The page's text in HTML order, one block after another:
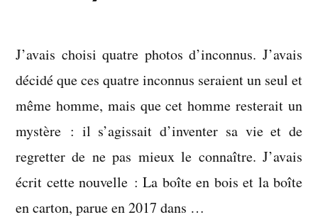
J’avais choisi quatre photos d’inconnus. J’avais
décidé que ces quatre inconnus seraient un seul et
même homme, mais que cet homme resterait un
mystère : il s’agissait d’inventer sa vie et de
regretter de ne pas mieux le connaître. J’avais
écrit cette nouvelle : La boîte en bois et la boîte
en carton, parue en 2017 dans …